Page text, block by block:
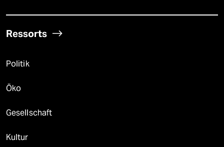
Ressorts
Politik
Öko
Gesellschaft
Kultur